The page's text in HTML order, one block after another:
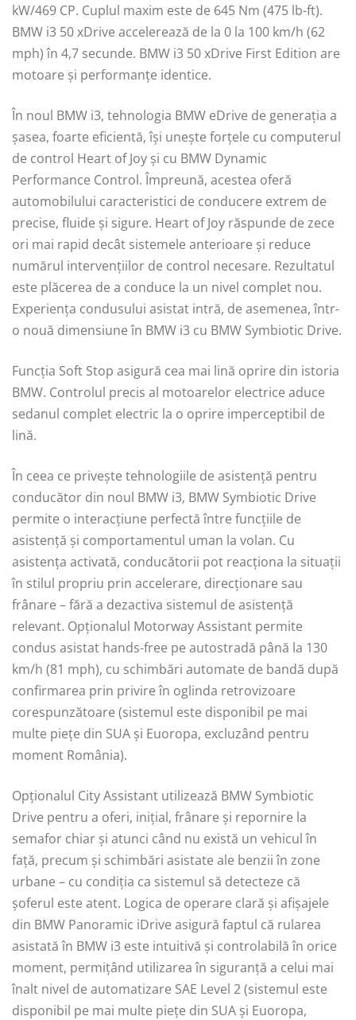
kW/469 CP. Cuplul maxim este de 645 Nm (475 lb-ft).
BMW i3 50 xDrive accelerează de la 0 la 100 km/h (62
mph) în 4,7 secunde. BMW i3 50 xDrive First Edition are
motoare și performanțe identice.
În noul BMW i3, tehnologia BMW eDrive de generația a
șasea, foarte eficientă, își unește forțele cu computerul
de control Heart of Joy și cu BMW Dynamic
Performance Control. Împreună, acestea oferă
automobilului caracteristici de conducere extrem de
precise, fluide și sigure. Heart of Joy răspunde de zece
ori mai rapid decât sistemele anterioare și reduce
numărul intervențiilor de control necesare. Rezultatul
este plăcerea de a conduce la un nivel complet nou.
Experiența condusului asistat intră, de asemenea, într-
o nouă dimensiune în BMW i3 cu BMW Symbiotic Drive.
Funcția Soft Stop asigură cea mai lină oprire din istoria
BMW. Controlul precis al motoarelor electrice aduce
sedanul complet electric la o oprire imperceptibil de
lină.
În ceea ce privește tehnologiile de asistență pentru
conducător din noul BMW i3, BMW Symbiotic Drive
permite o interacțiune perfectă între funcțiile de
asistență și comportamentul uman la volan. Cu
asistența activată, conducătorii pot reacționa la situații
în stilul propriu prin accelerare, direcționare sau
frânare – fără a dezactiva sistemul de asistență
relevant. Opționalul Motorway Assistant permite
condus asistat hands-free pe autostradă până la 130
km/h (81 mph), cu schimbări automate de bandă după
confirmarea prin privire în oglinda retrovizoare
corespunzătoare (sistemul este disponibil pe mai
multe pieţe din SUA şi Euoropa, excluzând pentru
moment România).
Opționalul City Assistant utilizează BMW Symbiotic
Drive pentru a oferi, inițial, frânare și repornire la
semafor chiar și atunci când nu există un vehicul în
față, precum și schimbări asistate ale benzii în zone
urbane – cu condiția ca sistemul să detecteze că
şoferul este atent. Logica de operare clară și afișajele
din BMW Panoramic iDrive asigură faptul că rularea
asistată în BMW i3 este intuitivă și controlabilă în orice
moment, permițând utilizarea în siguranță a celui mai
înalt nivel de automatizare SAE Level 2 (sistemul este
disponibil pe mai multe pieţe din SUA şi Euoropa,